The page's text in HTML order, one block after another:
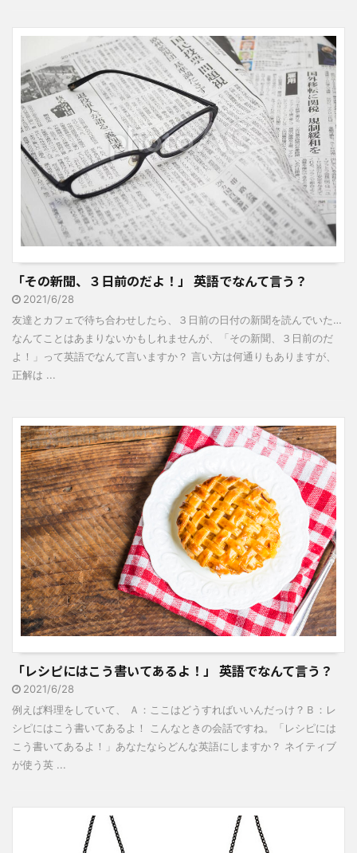
「その新聞、３日前のだよ！」 英語でなんて言う？
2021/6/28
友達とカフェで待ち合わせしたら、３日前の日付の新聞を読んでいた…
なんてことはあまりないかもしれませんが、「その新聞、３日前のだ
よ！」って英語でなんて言いますか？ 言い方は何通りもありますが、
正解は ...
「レシピにはこう書いてあるよ！」 英語でなんて言う？
2021/6/28
例えば料理をしていて、 Ａ：ここはどうすればいいんだっけ？Ｂ：レ
シピにはこう書いてあるよ！ こんなときの会話ですね。「レシピには
こう書いてあるよ！」あなたならどんな英語にしますか？ ネイティブ
が使う英 ...